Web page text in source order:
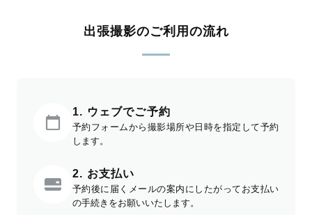
出張撮影のご利用の流れ
1. ウェブでご予約
予約フォームから撮影場所や日時を指定して予約
します。
2. お支払い
予約後に届くメールの案内にしたがってお支払い
の手続きをお願いいたします。